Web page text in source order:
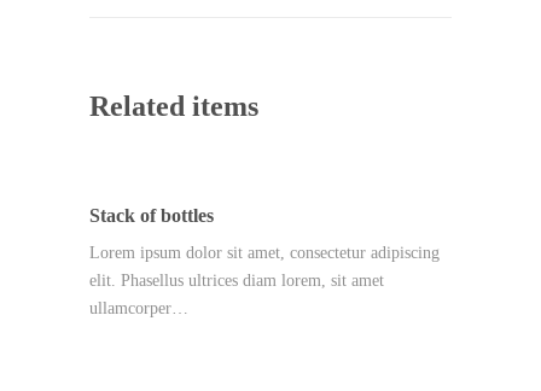
Related items
Stack of bottles
Lorem ipsum dolor sit amet, consectetur adipiscing
elit. Phasellus ultrices diam lorem, sit amet
ullamcorper…